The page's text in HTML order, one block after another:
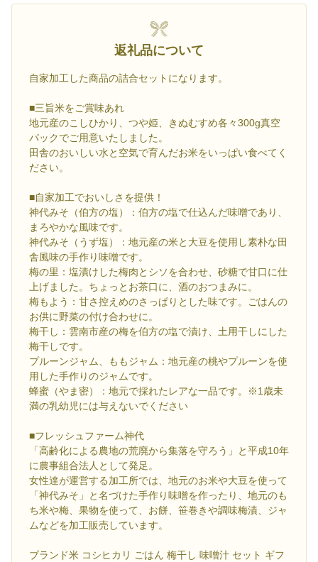
返礼品について
自家加工した商品の詰合セットになります。
■三旨米をご賞味あれ
地元産のこしひかり、つや姫、きぬむすめ各々300g真空
パックでご用意いたしました。
田舎のおいしい水と空気で育んだお米をいっぱい食べてく
ださい。
■自家加工でおいしさを提供！
神代みそ（伯方の塩）：伯方の塩で仕込んだ味噌であり、
まろやかな風味です。
神代みそ（うず塩）：地元産の米と大豆を使用し素朴な田
舎風味の手作り味噌です。
梅の里：塩漬けした梅肉とシソを合わせ、砂糖で甘口に仕
上げました。ちょっとお茶口に、酒のおつまみに。
梅もよう：甘さ控えめのさっぱりとした味です。ごはんの
お供に野菜の付け合わせに。
梅干し：雲南市産の梅を伯方の塩で漬け、土用干しにした
梅干しです。
プルーンジャム、ももジャム：地元産の桃やプルーンを使
用した手作りのジャムです。
蜂蜜（やま密）：地元で採れたレアな一品です。※1歳未
満の乳幼児には与えないでください
■フレッシュファーム神代
「高齢化による農地の荒廃から集落を守ろう」と平成10年
に農事組合法人として発足。
女性達が運営する加工所では、地元のお米や大豆を使って
「神代みそ」と名づけた手作り味噌を作ったり、地元のも
ち米や梅、果物を使って、お餅、笹巻きや調味梅漬、ジャ
ムなどを加工販売しています。
ブランド米 コシヒカリ ごはん 梅干し 味噌汁 セット ギフ